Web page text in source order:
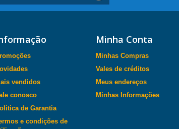
vendidos
conosco
de Garantia
e condições de
Minha Conta
Minhas Compras
Vales de créditos
Meus endereços
Minhas Informações